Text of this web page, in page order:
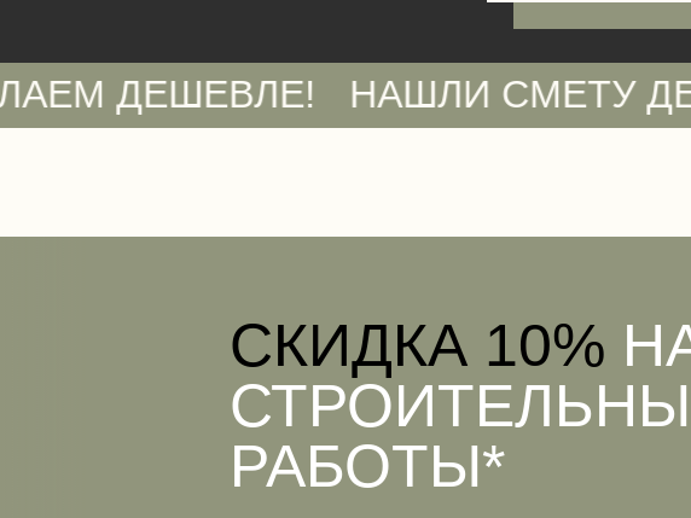
НАШЛИ СМЕТУ
CКИДКА 10%
РАБОТЫ*